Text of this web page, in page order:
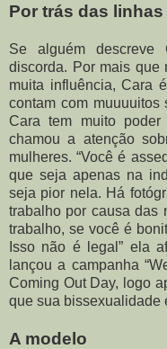
Por trás das linhas
Se alguém descreve
discorda. Por mais que
muita influência, Cara
contam com
Cara tem muito poder
chamou a atenção
mulheres. “Você é
que seja apenas na
seja pior nela. Há
trabalho por causa das
trabalho, se você é
Isso não é legal” ela
lançou a campanha
Coming Out Day, logo
que sua bissexualidade
A modelo